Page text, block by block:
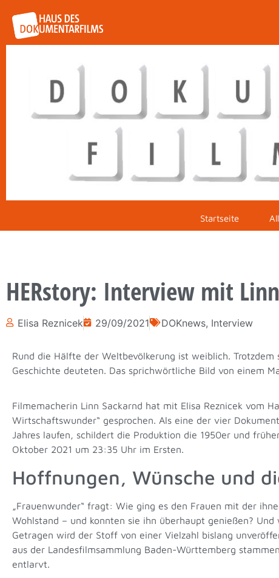
Startseite
HERstory: Interview mit
Elisa Reznicek 29/09/2021 DOKnews, Interview
Rund die Hälfte der Weltbevölkerung ist weiblich.
Geschichte deuteten. Das sprichwörtliche Bild von einem
Filmemacherin Linn Sackarnd hat mit Elisa Reznicek vom
Wirtschaftswunder“ gesprochen. Als eine der vier
Jahres laufen, schildert die Produktion die 1950er und
Oktober 2021 um 23:35 Uhr im Ersten.
Hoffnungen, Wünsche und
„Frauenwunder“ fragt: Wie ging es den Frauen mit der
Wohlstand – und konnten sie ihn überhaupt genießen?
Getragen wird der Stoff von einer Vielzahl bislang
aus der Landesfilmsammlung Baden-Württemberg
entlarvt.